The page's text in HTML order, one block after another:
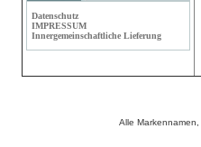
Datenschutz
IMPRESSUM
Innergemeinschaftliche Lieferung
Alle